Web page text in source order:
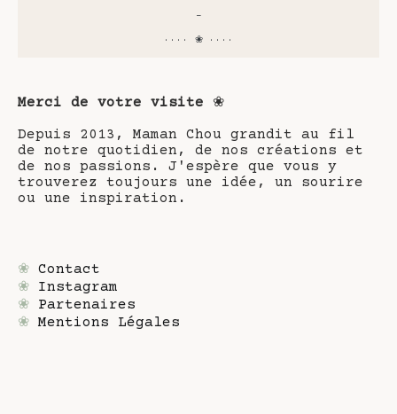
-
···· ❀ ····
Merci de votre visite ❀
Depuis 2013, Maman Chou grandit au fil
de notre quotidien, de nos créations et
de nos passions. J'espère que vous y
trouverez toujours une idée, un sourire
ou une inspiration.
❀ Contact
❀ Instagram
❀ Partenaires
❀ Mentions Légales